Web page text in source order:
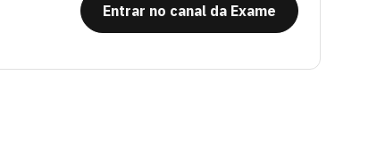
Entrar no canal da Exame